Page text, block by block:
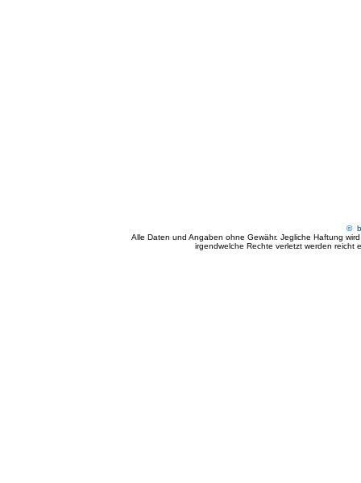
©
Alle Daten und Angaben ohne Gewähr. Jegliche Haftung
irgendwelche Rechte verletzt werden reicht